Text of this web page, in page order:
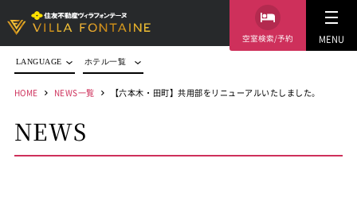
空室検索/予約 MENU
LANGUAGE ホテル一覧
HOME NEWS一覧 【六本木・田町】共用部をリニューアルいたしました。
NEWS